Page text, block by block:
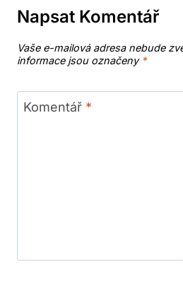
Napsat Komentář
Vaše e-mailová adresa nebude
informace jsou označeny *
Komentář *